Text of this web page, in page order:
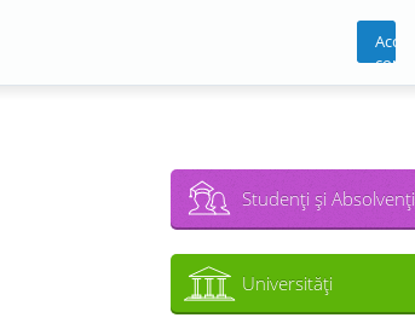
Acces
cont
Studenţi şi Absolvenţi
Universităţi